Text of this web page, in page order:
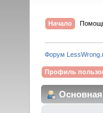
Начало
Форум
Профиль